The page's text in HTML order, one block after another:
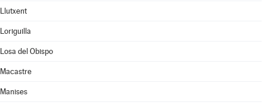
Llutxent
Loriguilla
Losa del Obispo
Macastre
Manises